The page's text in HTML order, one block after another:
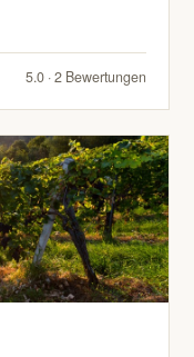
5.0 · 2 Bewertungen